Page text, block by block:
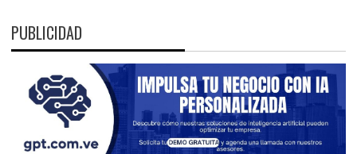
PUBLICIDAD